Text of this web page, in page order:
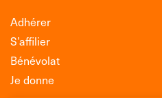
Adhérer
S’affilier
Bénévolat
Je donne